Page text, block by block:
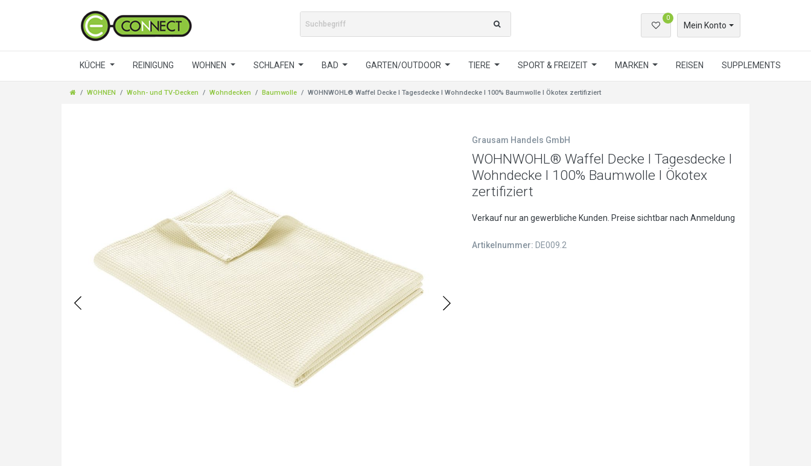
0
Mein Konto
KÜCHE REINIGUNG WOHNEN SCHLAFEN BAD GARTEN/OUTDOOR TIERE SPORT & FREIZEIT MARKEN REISEN SUPPLEMENTS
WOHNEN Wohn- und TV-Decken Wohndecken Baumwolle WOHNWOHL® Waffel Decke l Tagesdecke l Wohndecke l 100% Baumwolle l Ökotex zertifiziert
Grausam Handels GmbH
WOHNWOHL® Waffel Decke l Tagesdecke l
Wohndecke l 100% Baumwolle l Ökotex
zertifiziert
Verkauf nur an gewerbliche Kunden. Preise sichtbar nach Anmeldung
Artikelnummer: DE009.2